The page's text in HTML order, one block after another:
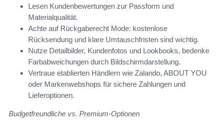
Lesen Kundenbewertungen zur Passform und
Materialqualität.
Achte auf Rückgaberecht Mode: kostenlose
Rücksendung und klare Umtauschfristen sind wichtig.
Nutze Detailbilder, Kundenfotos und Lookbooks, bedenke
Farbabweichungen durch Bildschirmdarstellung.
Vertraue etablierten Händlern wie Zalando, ABOUT YOU
oder Markenwebshops für sichere Zahlungen und
Lieferoptionen.
Budgetfreundliche vs. Premium-Optionen